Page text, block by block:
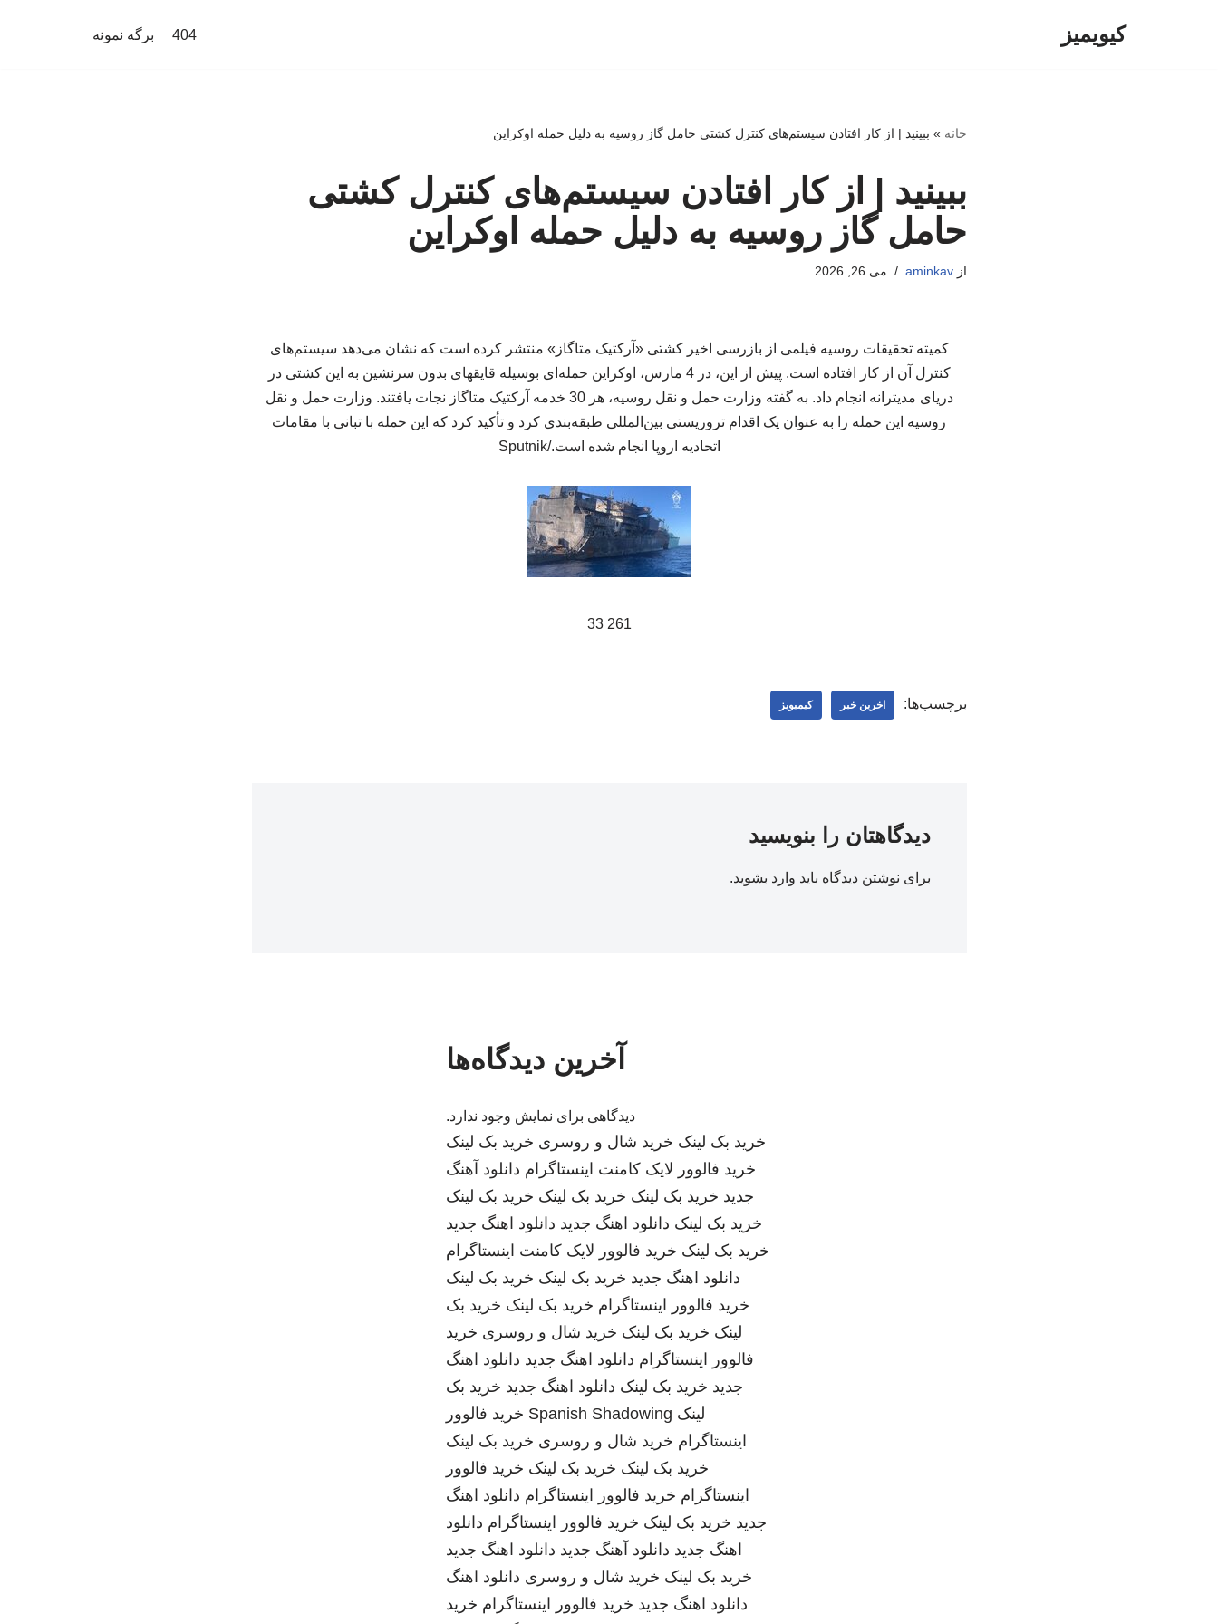
کیویمیز 404 برگه نمونه
خانه » ببینید | از کار افتادن سیستم‌های کنترل کشتی حامل گاز روسیه به دلیل حمله اوکراین
ببینید | از کار افتادن سیستم‌های کنترل کشتی
حامل گاز روسیه به دلیل حمله اوکراین
ازaminkav می 26, 2026
کمیته تحقیقات روسیه فیلمی از بازرسی اخیر کشتی «آرکتیک متاگاز» منتشر کرده است که نشان می‌دهد سیستم‌های
کنترل آن از کار افتاده است. پیش از این، در 4 مارس، اوکراین حمله‌ای بوسیله قایقهای بدون سرنشین به این کشتی در
دریای مدیترانه انجام داد. به گفته وزارت حمل و نقل روسیه، هر 30 خدمه آرکتیک متاگاز نجات یافتند. وزارت حمل و نقل
روسیه این حمله را به عنوان یک اقدام تروریستی بین‌المللی طبقه‌بندی کرد و تأکید کرد که این حمله با تبانی با مقامات
اتحادیه اروپا انجام شده است./Sputnik
261 33
برچسب‌ها: اخرین خبر کیمیویز
دیدگاهتان را بنویسید
برای نوشتن دیدگاه باید وارد بشوید.
آخرین دیدگاه‌ها
دیدگاهی برای نمایش وجود ندارد.
خرید بک لینک خرید شال و روسری خرید بک لینک
خرید فالوور لایک کامنت اینستاگرام دانلود آهنگ
جدید خرید بک لینک خرید بک لینک خرید بک لینک
خرید بک لینک دانلود اهنگ جدید دانلود اهنگ جدید
خرید بک لینک خرید فالوور لایک کامنت اینستاگرام
دانلود اهنگ جدید خرید بک لینک خرید بک لینک
خرید فالوور اینستاگرام خرید بک لینک خرید بک
لینک خرید بک لینک خرید شال و روسری خرید
فالوور اینستاگرام دانلود اهنگ جدید دانلود اهنگ
جدید خرید بک لینک دانلود اهنگ جدید خرید بک
لینک Spanish Shadowing خرید فالوور
اینستاگرام خرید شال و روسری خرید بک لینک
خرید بک لینک خرید بک لینک خرید فالوور
اینستاگرام خرید فالوور اینستاگرام دانلود اهنگ
جدید خرید بک لینک خرید فالوور اینستاگرام دانلود
اهنگ جدید دانلود آهنگ جدید دانلود اهنگ جدید
خرید بک لینک خرید شال و روسری دانلود اهنگ
دانلود اهنگ جدید خرید فالوور اینستاگرام خرید